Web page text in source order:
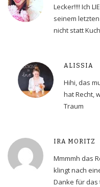
Lecker!!!! Ich
seinem
nicht statt
ALISSIA
Hihi, das
hat Recht,
Traum
IRA MORITZ
Mmmmh das
klingt nach
Danke für das